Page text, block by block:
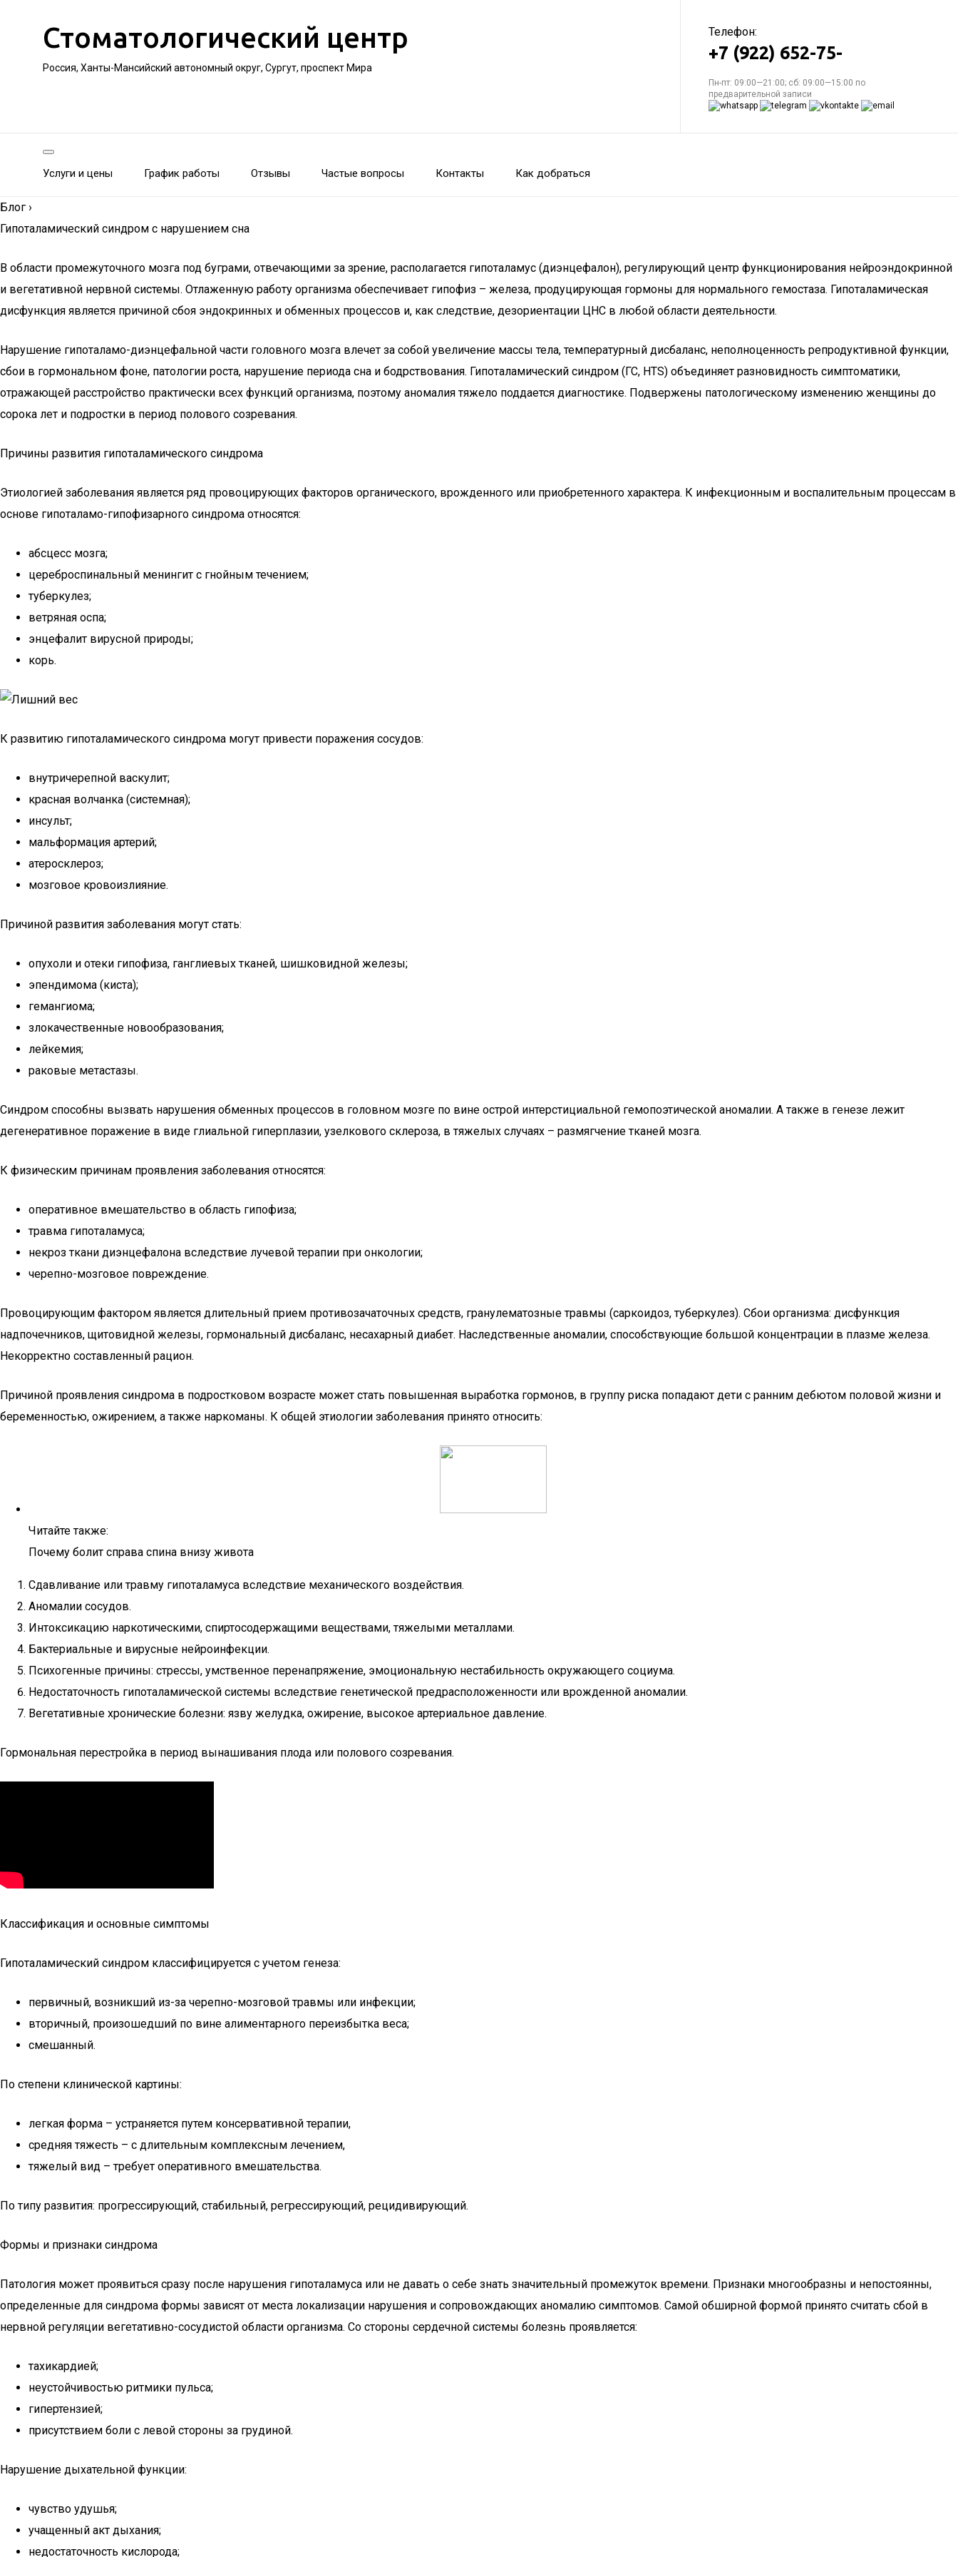
Стоматологический центр
Россия, Ханты-Мансийский автономный округ, Сургут, проспект Мира
Телефон:
+7 (922) 652-75-
Пн-пт: 09:00—21:00; сб: 09:00—15:00 по
предварительной записи
Услуги и цены График работы Отзывы Частые вопросы Контакты Как добраться
Блог ›
Гипоталамический синдром с нарушением сна
В области промежуточного мозга под буграми, отвечающими за зрение, располагается гипоталамус (диэнцефалон), регулирующий центр функционирования нейроэндокринной
и вегетативной нервной системы. Отлаженную работу организма обеспечивает гипофиз – железа, продуцирующая гормоны для нормального гемостаза. Гипоталамическая
дисфункция является причиной сбоя эндокринных и обменных процессов и, как следствие, дезориентации ЦНС в любой области деятельности.
Нарушение гипоталамо-диэнцефальной части головного мозга влечет за собой увеличение массы тела, температурный дисбаланс, неполноценность репродуктивной функции,
сбои в гормональном фоне, патологии роста, нарушение периода сна и бодрствования. Гипоталамический синдром (ГС, HTS) объединяет разновидность симптоматики,
отражающей расстройство практически всех функций организма, поэтому аномалия тяжело поддается диагностике. Подвержены патологическому изменению женщины до
сорока лет и подростки в период полового созревания.
Причины развития гипоталамического синдрома
Этиологией заболевания является ряд провоцирующих факторов органического, врожденного или приобретенного характера. К инфекционным и воспалительным процессам в
основе гипоталамо-гипофизарного синдрома относятся:
абсцесс мозга;
цереброспинальный менингит с гнойным течением;
туберкулез;
ветряная оспа;
энцефалит вирусной природы;
корь.
К развитию гипоталамического синдрома могут привести поражения сосудов:
внутричерепной васкулит;
красная волчанка (системная);
инсульт;
мальформация артерий;
атеросклероз;
мозговое кровоизлияние.
Причиной развития заболевания могут стать:
опухоли и отеки гипофиза, ганглиевых тканей, шишковидной железы;
эпендимома (киста);
гемангиома;
злокачественные новообразования;
лейкемия;
раковые метастазы.
Синдром способны вызвать нарушения обменных процессов в головном мозге по вине острой интерстициальной гемопоэтической аномалии. А также в генезе лежит
дегенеративное поражение в виде глиальной гиперплазии, узелкового склероза, в тяжелых случаях – размягчение тканей мозга.
К физическим причинам проявления заболевания относятся:
оперативное вмешательство в область гипофиза;
травма гипоталамуса;
некроз ткани диэнцефалона вследствие лучевой терапии при онкологии;
черепно-мозговое повреждение.
Провоцирующим фактором является длительный прием противозачаточных средств, гранулематозные травмы (саркоидоз, туберкулез). Сбои организма: дисфункция
надпочечников, щитовидной железы, гормональный дисбаланс, несахарный диабет. Наследственные аномалии, способствующие большой концентрации в плазме железа.
Некорректно составленный рацион.
Причиной проявления синдрома в подростковом возрасте может стать повышенная выработка гормонов, в группу риска попадают дети с ранним дебютом половой жизни и
беременностью, ожирением, а также наркоманы. К общей этиологии заболевания принято относить:
Читайте также:
Почему болит справа спина внизу живота
Сдавливание или травму гипоталамуса вследствие механического воздействия.
Аномалии сосудов.
Интоксикацию наркотическими, спиртосодержащими веществами, тяжелыми металлами.
Бактериальные и вирусные нейроинфекции.
Психогенные причины: стрессы, умственное перенапряжение, эмоциональную нестабильность окружающего социума.
Недостаточность гипоталамической системы вследствие генетической предрасположенности или врожденной аномалии.
Вегетативные хронические болезни: язву желудка, ожирение, высокое артериальное давление.
Гормональная перестройка в период вынашивания плода или полового созревания.
Классификация и основные симптомы
Гипоталамический синдром классифицируется с учетом генеза:
первичный, возникший из-за черепно-мозговой травмы или инфекции;
вторичный, произошедший по вине алиментарного переизбытка веса;
смешанный.
По степени клинической картины:
легкая форма – устраняется путем консервативной терапии,
средняя тяжесть – с длительным комплексным лечением,
тяжелый вид – требует оперативного вмешательства.
По типу развития: прогрессирующий, стабильный, регрессирующий, рецидивирующий.
Формы и признаки синдрома
Патология может проявиться сразу после нарушения гипоталамуса или не давать о себе знать значительный промежуток времени. Признаки многообразны и непостоянны,
определенные для синдрома формы зависят от места локализации нарушения и сопровождающих аномалию симптомов. Самой обширной формой принято считать сбой в
нервной регуляции вегетативно-сосудистой области организма. Со стороны сердечной системы болезнь проявляется:
тахикардией;
неустойчивостью ритмики пульса;
гипертензией;
присутствием боли с левой стороны за грудиной.
Нарушение дыхательной функции:
чувство удушья;
учащенный акт дыхания;
недостаточность кислорода;